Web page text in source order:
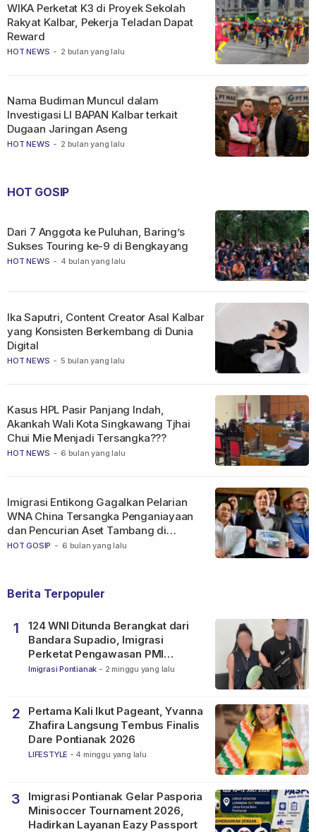
HOT NEWS - 2 bulan yang lalu
WIKA Perketat K3 di Proyek Sekolah
Rakyat Kalbar, Pekerja Teladan Dapat
Reward
HOT NEWS - 2 bulan yang lalu
Nama Budiman Muncul dalam
Investigasi LI BAPAN Kalbar terkait
Dugaan Jaringan Aseng
HOT GOSIP
HOT NEWS - 4 bulan yang lalu
Dari 7 Anggota ke Puluhan, Baring’s
Sukses Touring ke-9 di Bengkayang
HOT NEWS - 5 bulan yang lalu
Ika Saputri, Content Creator Asal Kalbar
yang Konsisten Berkembang di Dunia
Digital
HOT NEWS - 6 bulan yang lalu
Kasus HPL Pasir Panjang Indah,
Akankah Wali Kota Singkawang Tjhai
Chui Mie Menjadi Tersangka???
HOT GOSIP - 6 bulan yang lalu
Imigrasi Entikong Gagalkan Pelarian
WNA China Tersangka Penganiayaan
dan Pencurian Aset Tambang di
Ketapang
Berita Terpopuler
1
124 WNI Ditunda Berangkat dari
Bandara Supadio, Imigrasi
Perketat Pengawasan PMI
Nonprosedural
Imigrasi Pontianak - 2 minggu yang lalu
2
Pertama Kali Ikut Pageant, Yvanna
Zhafira Langsung Tembus Finalis
Dare Pontianak 2026
LIFESTYLE - 4 minggu yang lalu
3
Imigrasi Pontianak Gelar Pasporia
Minisoccer Tournament 2026,
Hadirkan Layanan Eazy Passport